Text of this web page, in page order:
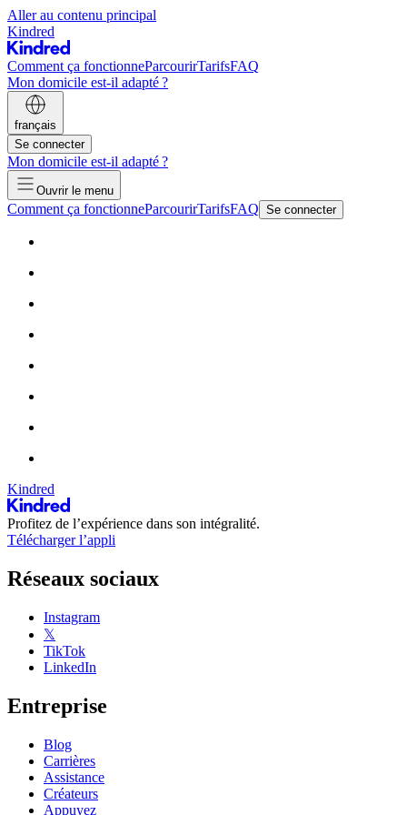
Aller au contenu principal
Kindred
Comment ça fonctionneParcourirTarifsFAQ
Mon domicile est-il adapté ?
français
Se connecter
Mon domicile est-il adapté ?
Ouvrir le menu
Comment ça fonctionneParcourirTarifsFAQ Se connecter
Kindred
Profitez de l’expérience dans son intégralité.
Télécharger l’appli
Réseaux sociaux
Instagram
𝕏
TikTok
LinkedIn
Entreprise
Blog
Carrières
Assistance
Créateurs
Appuyez